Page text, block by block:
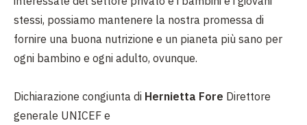
stessi, possiamo mantenere la nostra promessa di
fornire una buona nutrizione e un pianeta più sano per
ogni bambino e ogni adulto, ovunque.
Dichiarazione congiunta di Hernietta Fore Direttore
generale UNICEF e